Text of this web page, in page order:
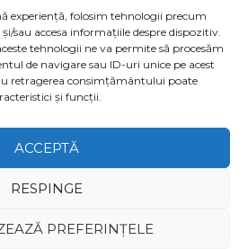
experiență, folosim tehnologii precum
sau accesa informațiile despre dispozitiv.
tehnologii ne va permite să procesăm
de navigare sau ID-uri unice pe acest
retragerea consimțământului poate
și funcții.
ACCEPTĂ
RESPINGE
PREFERINȚELE
Start
Fizionomic
Contact
Servicii
privind Cookie-urile